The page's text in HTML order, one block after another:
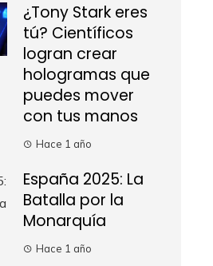
¿Tony Stark eres
tú? Científicos
logran crear
hologramas que
puedes mover
con tus manos
Hace 1 año
España 2025: La
Batalla por la
Monarquía
Hace 1 año